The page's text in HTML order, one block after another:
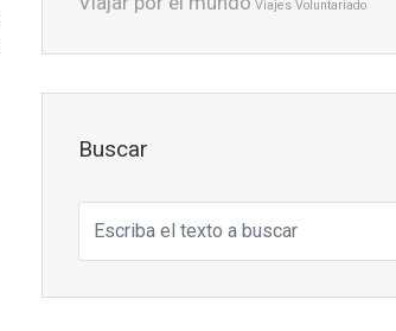
Viajes Voluntariado
Buscar